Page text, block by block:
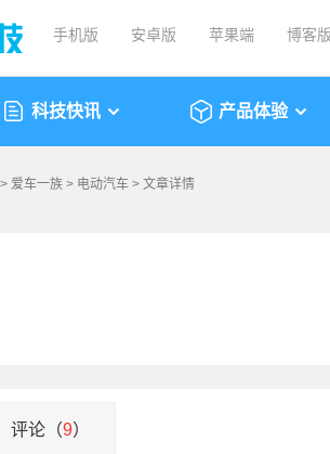
手机版 安卓版 苹果端 博客版
科技快讯 产品体验
> 爱车一族 > 电动汽车 > 文章详情
评论（9）